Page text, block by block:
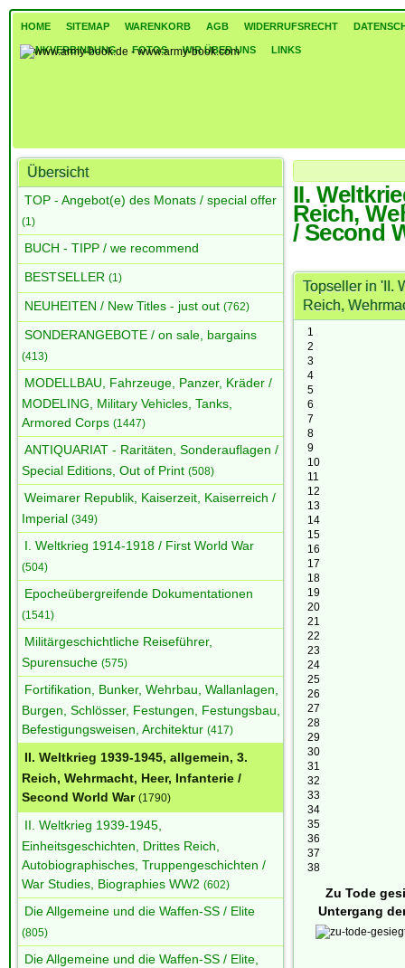
HOME SITEMAP WARENKORB AGB WIDERRUFSRECHT
BANKVERBINDUNG FOTOS WIR ÜBER UNS LINKS
Übersicht
TOP - Angebot(e) des Monats / special offer
(1)
BUCH - TIPP / we recommend
BESTSELLER (1)
NEUHEITEN / New Titles - just out (762)
SONDERANGEBOTE / on sale, bargains
(413)
MODELLBAU, Fahrzeuge, Panzer, Kräder /
MODELING, Military Vehicles, Tanks,
Armored Corps (1447)
ANTIQUARIAT - Raritäten, Sonderauflagen /
Special Editions, Out of Print (508)
Weimarer Republik, Kaiserzeit, Kaiserreich /
Imperial (349)
I. Weltkrieg 1914-1918 / First World War
(504)
Epocheübergreifende Dokumentationen
(1541)
Militärgeschichtliche Reiseführer,
Spurensuche (575)
Fortifikation, Bunker, Wehrbau, Wallanlagen,
Burgen, Schlösser, Festungen, Festungsbau,
Befestigungsweisen, Architektur (417)
II. Weltkrieg 1939-1945, allgemein, 3.
Reich, Wehrmacht, Heer, Infanterie /
Second World War (1790)
II. Weltkrieg 1939-1945,
Einheitsgeschichten, Drittes Reich,
Autobiographisches, Truppengeschichten /
War Studies, Biographies WW2 (602)
Die Allgemeine und die Waffen-SS / Elite
(805)
Die Allgemeine und die Waffen-SS / Elite,
II. Weltkrieg 1939-
II.
Reich,
/ Second
Topseller in 'II.
Reich,
1
2
3
4
5
6
7
8
9
10
11
12
13
14
15
16
17
18
19
20
21
22
23
24
25
26
27
28
29
30
31
32
33
34
35
36
37
38
Zu Tode
Untergang